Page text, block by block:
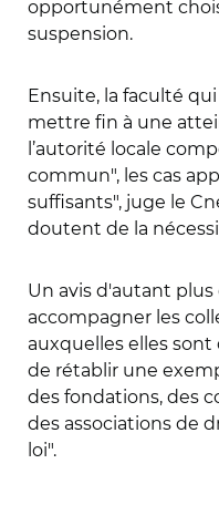
opportunément
suspension.
Ensuite, la faculté
mettre fin à une
l’autorité locale
commun", les cas
suffisants", juge le
doutent de la
Un avis d'autant
accompagner les
auxquelles elles
de rétablir une
des fondations, des
des associations de
loi".